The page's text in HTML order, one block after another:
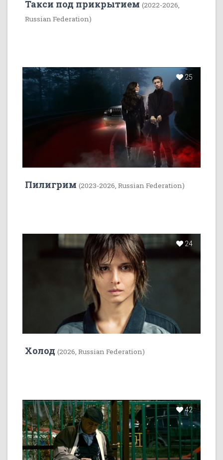
Такси под прикрытием (2022-2026,
Russian Federation)
25
Пилигрим (2023-2026, Russian Federation)
24
Холод (2026, Russian Federation)
42